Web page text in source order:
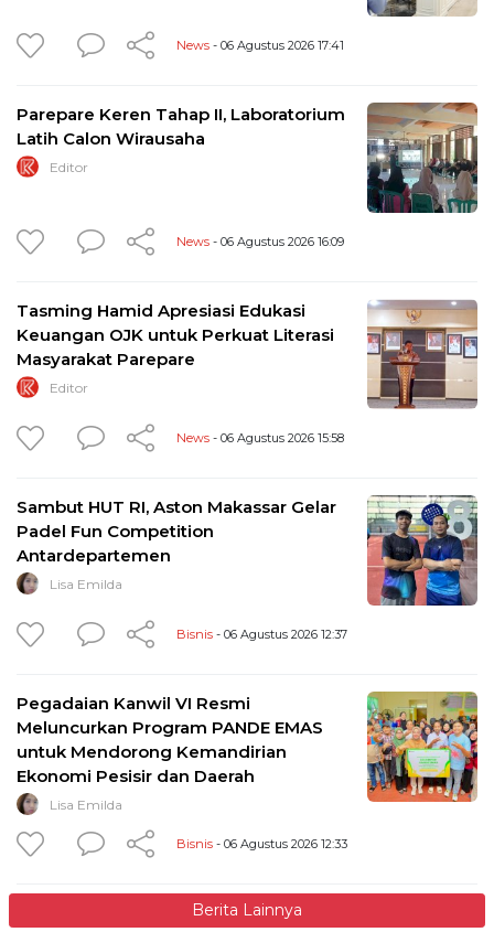
News - 06 Agustus 2026 17:41
Parepare Keren Tahap II, Laboratorium
Latih Calon Wirausaha
Editor
News - 06 Agustus 2026 16:09
Tasming Hamid Apresiasi Edukasi
Keuangan OJK untuk Perkuat Literasi
Masyarakat Parepare
Editor
News - 06 Agustus 2026 15:58
Sambut HUT RI, Aston Makassar Gelar
Padel Fun Competition
Antardepartemen
Lisa Emilda
Bisnis - 06 Agustus 2026 12:37
Pegadaian Kanwil VI Resmi
Meluncurkan Program PANDE EMAS
untuk Mendorong Kemandirian
Ekonomi Pesisir dan Daerah
Lisa Emilda
Bisnis - 06 Agustus 2026 12:33
Berita Lainnya